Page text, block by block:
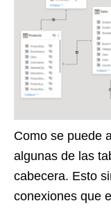
Como se puede
algunas de las
cabecera. Esto
conexiones que